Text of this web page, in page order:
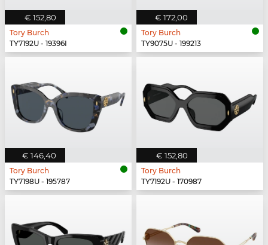
€ 152,80
Tory Burch
TY7192U - 19396I
€ 172,00
Tory Burch
TY9075U - 199213
€ 146,40
Tory Burch
TY7198U - 195787
€ 152,80
Tory Burch
TY7192U - 170987